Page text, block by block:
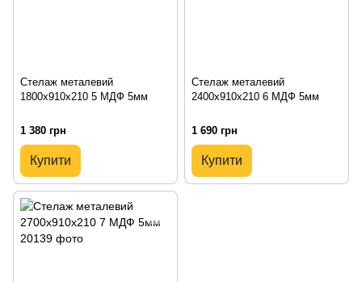
Стелаж металевий
1800х910х210 5 МДФ 5мм
1 380 грн
Купити
Стелаж металевий
2400х910х210 6 МДФ 5мм
1 690 грн
Купити